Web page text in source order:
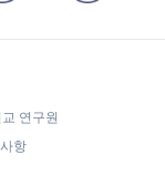
연구원
항